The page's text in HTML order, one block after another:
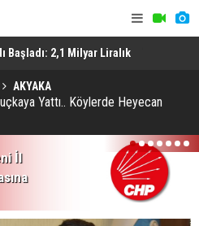
Başladı: 2,1 Milyar Liralık
AKYAKA
Yattı.. Köylerde Heyecan
İl
1 2 3 4 5 6 7